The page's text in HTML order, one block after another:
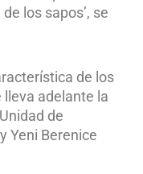
los sapos’, se
de los
adelante la
de
Yeni Berenice